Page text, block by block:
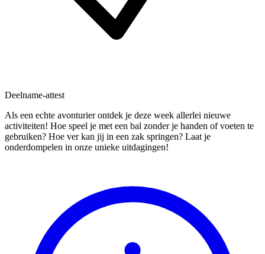
Deelname-attest
Als een echte avonturier ontdek je deze week allerlei nieuwe
activiteiten! Hoe speel je met een bal zonder je handen of voeten te
gebruiken? Hoe ver kan jij in een zak springen? Laat je
onderdompelen in onze unieke uitdagingen!